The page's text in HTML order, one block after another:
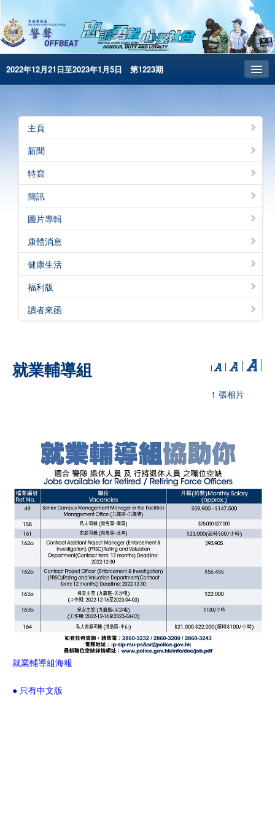
2022年12月21日至2023年1月5日 第1223期
昔日警聲
警務處主頁
简体版
English
電子書版
警聲特刊
主頁
新聞
特寫
簡訊
圖片專輯
康體消息
健康生活
福利版
讀者來函
就業輔導組
1 張相片
就業輔導組海報
● 只有中文版